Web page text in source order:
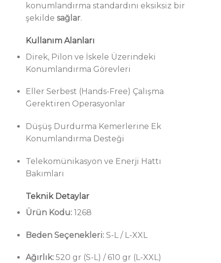
konumlandırma standardını eksiksiz bir
şekilde sağlar.
Kullanım Alanları
Direk, Pilon ve İskele Üzerindeki
Konumlandırma Görevleri
Eller Serbest (Hands-Free) Çalışma
Gerektiren Operasyonlar
Düşüş Durdurma Kemerlerine Ek
Konumlandırma Desteği
Telekomünikasyon ve Enerji Hattı
Bakımları
Teknik Detaylar
Ürün Kodu:1268
Beden Seçenekleri:S-L / L-XXL
Ağırlık:520 gr (S-L) / 610 gr (L-XXL)